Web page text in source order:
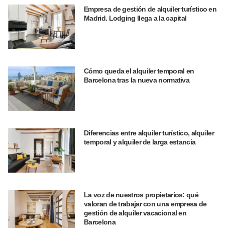
Empresa de gestión de alquiler turístico en
Madrid. Lodging llega a la capital
Cómo queda el alquiler temporal en
Barcelona tras la nueva normativa
Diferencias entre alquiler turístico, alquiler
temporal y alquiler de larga estancia
La voz de nuestros propietarios: qué
valoran de trabajar con una empresa de
gestión de alquiler vacacional en
Barcelona